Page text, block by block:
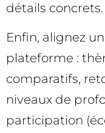
détails concrets.
Enfin, alignez
plateforme :
comparatifs,
niveaux de
participation